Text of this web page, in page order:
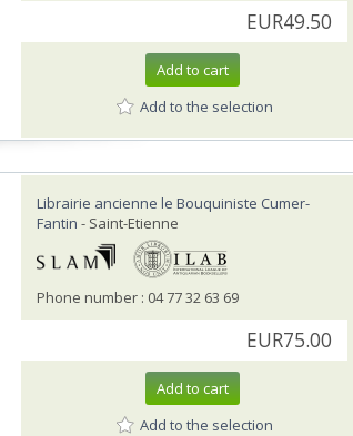
EUR49.50
Add to cart
Add to the selection
Librairie ancienne le Bouquiniste Cumer-
Fantin - Saint-Etienne
Phone number : 04 77 32 63 69
EUR75.00
Add to cart
Add to the selection